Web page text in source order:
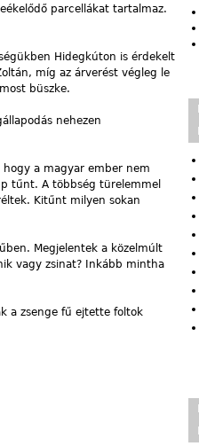
parcellákat tartalmaz.
Hidegkúton is érdekelt
míg az árverést végleg le
büszke.
nehezen
a magyar ember nem
tűnt. A többség türelemmel
Kitűnt milyen sokan
Megjelentek a közelmúlt
vagy zsinat? Inkább mintha
a zsenge fű ejtette foltok